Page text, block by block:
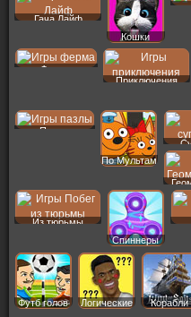
Гача Лайф
Кошки
Ферма
Приключения
Пазлы
По Мультам
Из тюрьмы
Спиннеры
Футб голов Логические Корабли